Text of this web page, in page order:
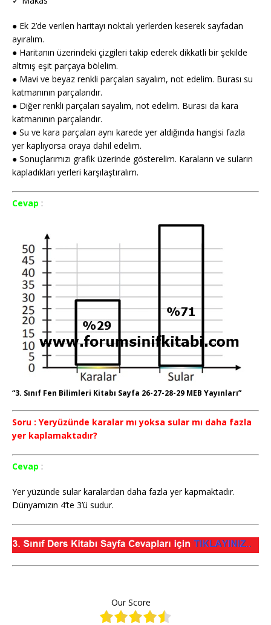
● Ek 2’de verilen haritayı noktalı yerlerden keserek sayfadan
ayıralım.
● Haritanın üzerindeki çizgileri takip ederek dikkatli bir şekilde
altmış eşit parçaya bölelim.
● Mavi ve beyaz renkli parçaları sayalım, not edelim. Burası su
katmanının parçalarıdır.
● Diğer renkli parçaları sayalım, not edelim. Burası da kara
katmanının parçalarıdır.
● Su ve kara parçaları aynı karede yer aldığında hangisi fazla
yer kaplıyorsa oraya dahil edelim.
● Sonuçlarımızı grafik üzerinde gösterelim. Karaların ve suların
kapladıkları yerleri karşılaştıralım.
Cevap :
“3. Sınıf Fen Bilimleri Kitabı Sayfa 26-27-28-29 MEB Yayınları”
Soru : Yeryüzünde karalar mı yoksa sular mı daha fazla
yer kaplamaktadır?
Cevap :
Yer yüzünde sular karalardan daha fazla yer kapmaktadır.
Dünyamızın 4’te 3’ü sudur.
Our Score